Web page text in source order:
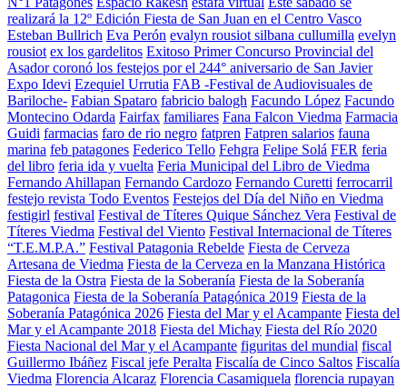
realizará la 12º Edición Fiesta de San Juan en el Centro Vasco
Esteban Bullrich Eva Perón evalyn rousiot silbana cullumilla evelyn
rousiot ex los gardelitos Exitoso Primer Concurso Provincial del
Asador coronó los festejos por el 244° aniversario de San Javier
Expo Idevi Ezequiel Urrutia FAB -Festival de Audiovisuales de
Bariloche- Fabian Spataro fabricio balogh Facundo López Facundo
Montecino Odarda Fairfax familiares Fana Falcon Viedma Farmacia
Guidi farmacias faro de rio negro fatpren Fatpren salarios fauna
marina feb patagones Federico Tello Fehgra Felipe Solá FER feria
del libro feria ida y vuelta Feria Municipal del Libro de Viedma
Fernando Ahillapan Fernando Cardozo Fernando Curetti ferrocarril
festejo revista Todo Eventos Festejos del Día del Niño en Viedma
festigirl festival Festival de Títeres Quique Sánchez Vera Festival de
Títeres Viedma Festival del Viento Festival Internacional de Títeres
“T.E.M.P.A.” Festival Patagonia Rebelde Fiesta de Cerveza
Artesana de Viedma Fiesta de la Cerveza en la Manzana Histórica
Fiesta de la Ostra Fiesta de la Soberanía Fiesta de la Soberanía
Patagonica Fiesta de la Soberanía Patagónica 2019 Fiesta de la
Soberanía Patagónica 2026 Fiesta del Mar y el Acampante Fiesta del
Mar y el Acampante 2018 Fiesta del Michay Fiesta del Río 2020
Fiesta Nacional del Mar y el Acampante figuritas del mundial fiscal
Guillermo Ibáñez Fiscal jefe Peralta Fiscalía de Cinco Saltos Fiscalía
Viedma Florencia Alcaraz Florencia Casamiquela florencia rupayan